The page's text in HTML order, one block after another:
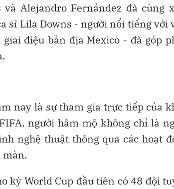
và Alejandro Fernández đã cùng
sĩ Lila Downs - người nổi tiếng với
điệu bản địa Mexico - đã góp
nay là sự tham gia trực tiếp của
người hâm mộ không chỉ là
nghệ thuật thông qua các hoạt
màn.
kỳ World Cup đầu tiên có 48 đội